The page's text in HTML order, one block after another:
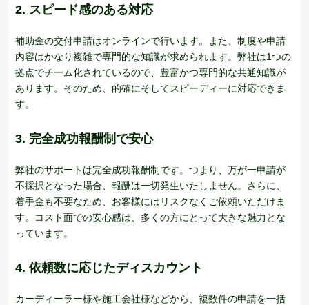
2. スピード感のある対応
補助金の交付申請はオンラインで行います。また、制度や申請
内容はかなり複雑で専門的な知識が求められます。弊社は1つの
拠点でチーム化されているので、豊富かつ専門的な共通知識が
あります。そのため、的確にそしてスピーディーに対応できま
す。
3. 完全成功報酬制で安心
弊社のサポートは完全成功報酬制です。つまり、万が一申請が
不採択となった場合、報酬は一切発生いたしません。さらに、
着手金も不要なため、お客様にはリスクなくご依頼いただけま
す。コスト面での安心感は、多くの方にとって大きな魅力とな
っています。
4. 依頼数に応じたディスカウント
カーディーラー様や施工会社様などから、複数件の申請を一括